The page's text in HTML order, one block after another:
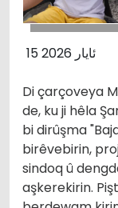
15 ئایار 2026
Di çarçoveya
de, ku ji hêla
bi dirûşma
birêvebirin,
sindoq û
aşkerekirin.